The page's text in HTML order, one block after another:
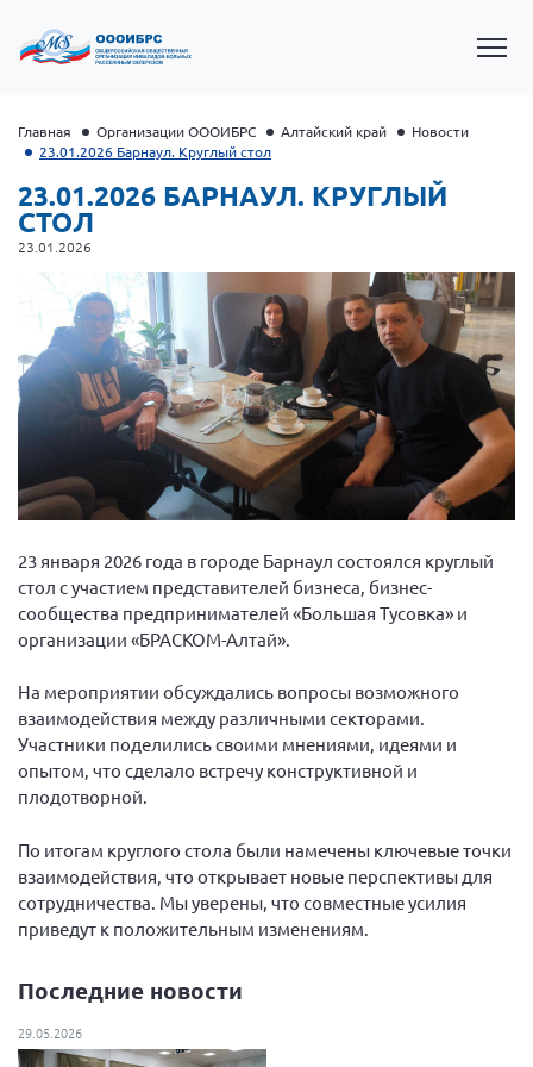
Президент Власов Я.В.
Первый вице-президент Кичигина Н. Ф.
Генеральный директор Матвиевская О.В.
Вице-президент Зрячева Н.В.
Информационная служба
Отдел международных отношений
Вице-президент Валюх М.В.
Вице-президент Чернова А.В.
Вице-президент Цикорин И.В.
Вице-президент Груба Л.В.
Главный бухгалтер Жаворонкова Г.М.
Конференция ОООИБРС 2026
Конференция ОООИБРС 2025
Конференция ОООИБРС 2024
Конференция ОООИБРС 2023
Главная Организации ОООИБРС Алтайский край
Новости
23.01.2026 Барнаул. Круглый стол
23.01.2026 БАРНАУЛ. КРУГЛЫЙ
СТОЛ
23.01.2026
23 января 2026 года в городе Барнаул состоялся круглый
стол с участием представителей бизнеса, бизнес-
сообщества предпринимателей «Большая Тусовка» и
организации «БРАСКОМ-Алтай».
На мероприятии обсуждались вопросы возможного
взаимодействия между различными секторами.
Участники поделились своими мнениями, идеями и
опытом, что сделало встречу конструктивной и
плодотворной.
По итогам круглого стола были намечены ключевые точки
взаимодействия, что открывает новые перспективы для
сотрудничества. Мы уверены, что совместные усилия
приведут к положительным изменениям.
Последние новости
29.05.2026